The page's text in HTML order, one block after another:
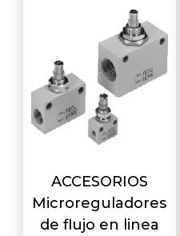
ACCESORIOS
Microreguladores
de flujo en linea